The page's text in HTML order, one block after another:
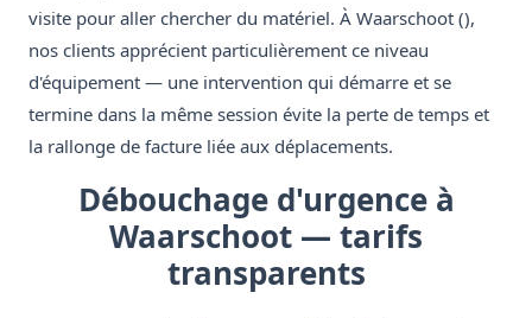
visite pour aller chercher du matériel. À Waarschoot (),
nos clients apprécient particulièrement ce niveau
d'équipement — une intervention qui démarre et se
termine dans la même session évite la perte de temps et
la rallonge de facture liée aux déplacements.
Débouchage d'urgence à
Waarschoot — tarifs
transparents